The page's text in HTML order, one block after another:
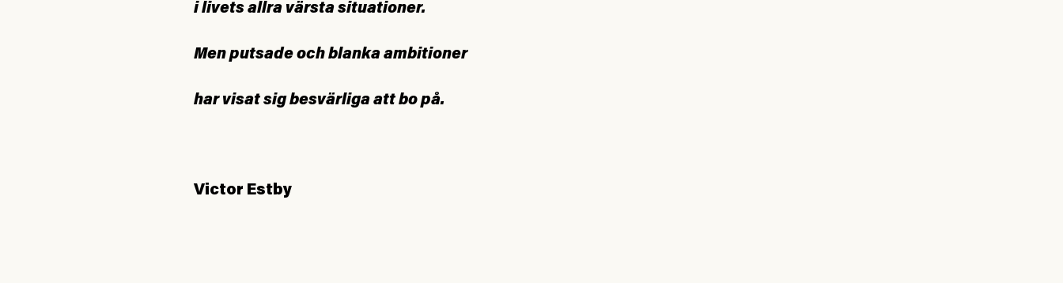
i livets allra värsta situationer.
Men putsade och blanka ambitioner
har visat sig besvärliga att bo på.
Victor Estby